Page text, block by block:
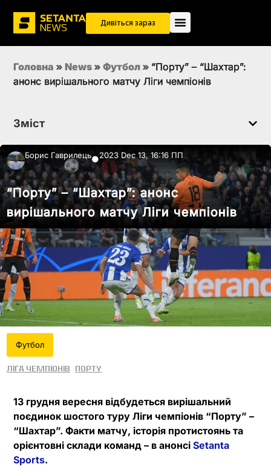
Дивіться зараз
Головна » News » Футбол » “Порту” – “Шахтар”:
анонс вирішального матчу Ліги чемпіонів
Зміст
Борис Гаврилець●2023 Dec 13, 16:16 ПП
“Порту” – “Шахтар”: анонс
вирішального матчу Ліги чемпіонів
Футбол
Ліга чемпіонів Порту
13 грудня вересня відбудеться вирішальний
поєдинок шостого туру Ліги чемпіонів “Порту” –
“Шахтар”. Факти матчу, історія протистоянь та
орієнтовні склади команд – в анонсі Setanta
Sports.